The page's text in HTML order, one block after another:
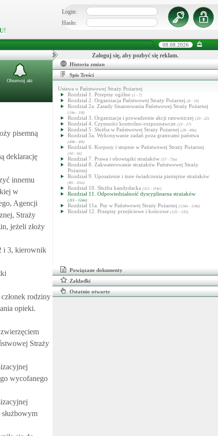
Login:
Hasło:
08.08.2026
Obserwuj akt
pisemną
deklarację
innemu
w
Agencji
Straży
jeżeli złoży
i 3, kierownik
rodziny
opieki.
Straży
wycofanego
Zaloguj się, aby pozbyć się reklam.
Historia zmian
Spis Treści
Ustawa o Państwowej Straży Pożarnej
Rozdział 1. Przepisy ogólne (1 - 7)
Rozdział 2. Organizacja Państwowej Straży Pożarnej (8 - 19)
Rozdział 2a. Zasady finansowania Państwowej Straży Pożarnej
(19a - 19l)
Rozdział 3. Organizacja i prowadzenie akcji ratowniczej (20 - 22)
Rozdział 4. Czynności kontrolno-rozpoznawcze (23 - 27)
Rozdział 5. Służba w Państwowej Straży Pożarnej (28 - 49a)
Rozdział 5a. Wykonywanie zadań poza granicami państwa
(49b - 49i)
Rozdział 6. Korpusy i stopnie w Państwowej Straży Pożarnej
(50 - 56)
Rozdział 7. Prawa i obowiązki strażaków (57 - 73a)
Rozdział 8. Zakwaterowanie strażaków Państwowej Straży
Pożarnej
Rozdział 9. Uposażenie i inne świadczenia pieniężne strażaków
(85 - 111a)
Rozdział 10. Służba kandydacka (112 - 114e)
Rozdział 11. Odpowiedzialność dyscyplinarna strażaków
(115 - 124n)
Rozdział 11a. Psy w Państwowej Straży Pożarnej (124o - 124z)
Rozdział 12. Przepisy przejściowe i końcowe (125 - 135)
Powiązane dokumenty
Zakładki
Ostatnio otwarte